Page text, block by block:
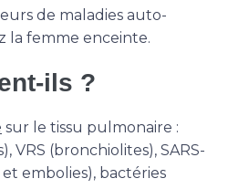
de maladies auto-
la femme enceinte.
ils ?
sur le tissu pulmonaire :
VRS (bronchiolites), SARS-
embolies), bactéries